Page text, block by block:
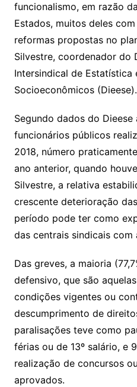
funcionalismo, em razão
Estados, muitos deles
reformas propostas no
Silvestre, coordenador do
Intersindical de Estatística
Socioeconômicos (Dieese).
Segundo dados do
funcionários públicos
2018, número
ano anterior, quando
Silvestre, a relativa
crescente deterioração
período pode ter como
das centrais sindicais com
Das greves, a maioria
defensivo, que são
condições vigentes ou
descumprimento de
paralisações teve como
férias ou de 13º salário, e
realização de concursos
aprovados.